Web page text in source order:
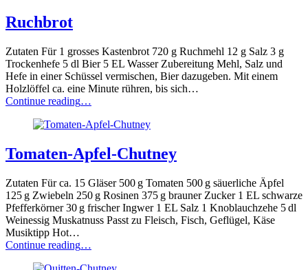
Ruchbrot
Zutaten Für 1 grosses Kastenbrot 720 g Ruchmehl 12 g Salz 3 g
Trockenhefe 5 dl Bier 5 EL Wasser Zubereitung Mehl, Salz und
Hefe in einer Schüssel vermischen, Bier dazugeben. Mit einem
Holzlöffel ca. eine Minute rühren, bis sich…
Continue reading“Ruchbrot”
…
Tomaten-Apfel-Chutney
Zutaten Für ca. 15 Gläser 500 g Tomaten 500 g säuerliche Äpfel
125 g Zwiebeln 250 g Rosinen 375 g brauner Zucker 1 EL schwarze
Pfefferkörner 30 g frischer Ingwer 1 EL Salz 1 Knoblauchzehe 5 dl
Weinessig Muskatnuss Passt zu Fleisch, Fisch, Geflügel, Käse
Musiktipp Hot…
Continue reading“Tomaten-
…